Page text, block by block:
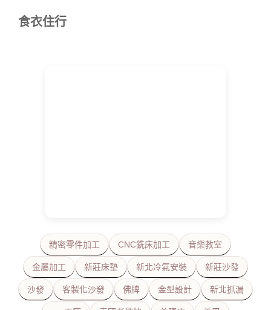
食衣住行
精密零件加工 CNC銑床加工 音樂教室
金屬加工 新莊床墊 新北冷氣安裝 新莊沙發
沙發 客製化沙發 佛牌 金型設計 新北抓漏